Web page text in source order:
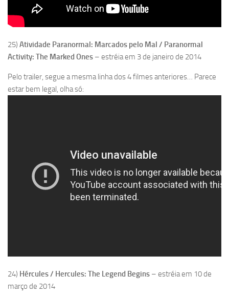
25) Atividade Paranormal: Marcados pelo Mal / Paranormal
Activity: The Marked Ones – estréia em 3 de janeiro de 2014
Pelo trailer, segue a mesma linha dos 4 filmes anteriores… Parece
estar bem legal, olha só:
24) Hércules / Hercules: The Legend Begins – estréia em 10 de
março de 2014